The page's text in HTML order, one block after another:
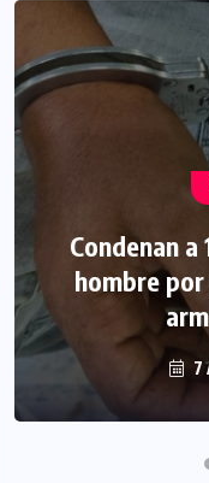
Condenan
hombre
7